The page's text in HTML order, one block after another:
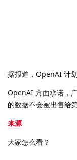
据报道，OpenAI 计
OpenAI 方面承诺，
的数据不会被出售给第
来源
大家怎么看？